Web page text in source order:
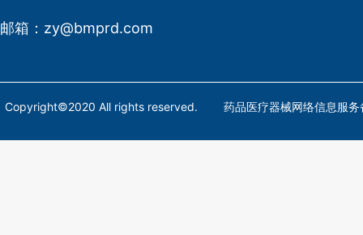
邮箱： zy@bmprd.com
Copyright©2020 All rights reserved. 药品医疗器械网络信息服